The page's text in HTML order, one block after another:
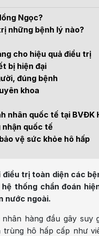
học Ung bướu
- Tiết niệu
trị liệu - Phục hồi
năng
thương chỉnh hình
Ngọc?
những bệnh lý nào?
cho hiệu quả điều trị
bị hiện đại
đúng bệnh
khoa
nhân quốc tế tại BVĐK
quốc tế
vệ sức khỏe hô hấp
trị toàn diện các
thống chẩn đoán
nước ngoài.
hàng đầu gây suy
hô hấp cấp như